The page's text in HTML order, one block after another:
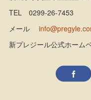
TEL 0299-26-7453
メール
新プレジール公式ホー